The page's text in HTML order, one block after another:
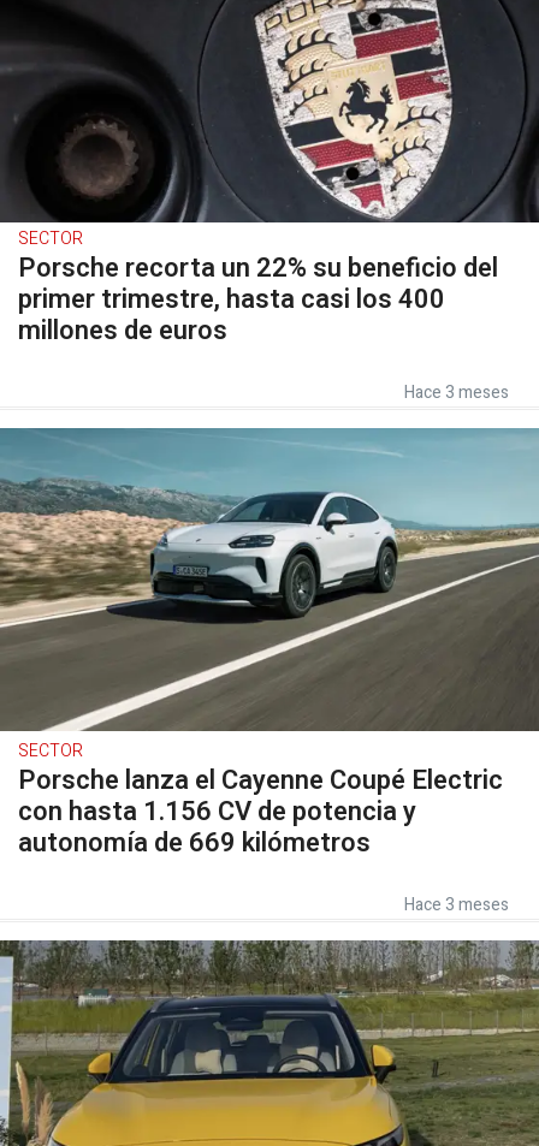
SECTOR
Porsche recorta un 22% su beneficio del
primer trimestre, hasta casi los 400
millones de euros
Hace 3 meses
SECTOR
Porsche lanza el Cayenne Coupé Electric
con hasta 1.156 CV de potencia y
autonomía de 669 kilómetros
Hace 3 meses